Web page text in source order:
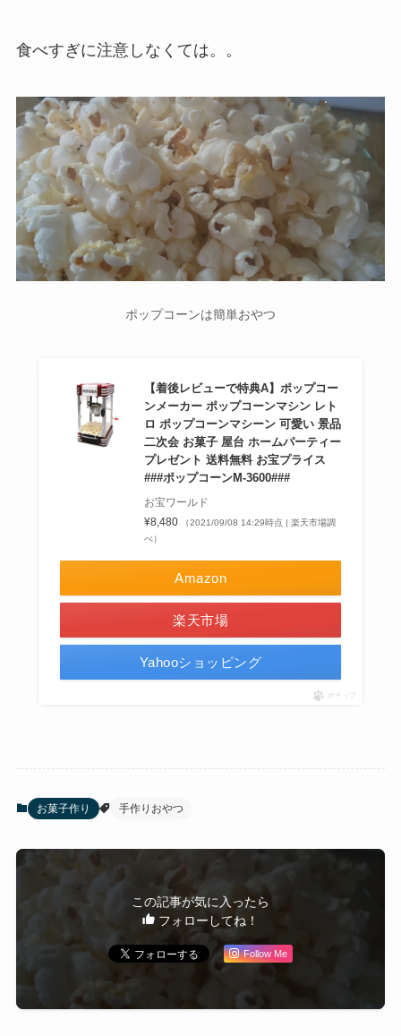
食べすぎに注意しなくては。。
ポップコーンは簡単おやつ
【着後レビューで特典A】ポップコー
ンメーカー ポップコーンマシン レト
ロ ポップコーンマシーン 可愛い 景品
二次会 お菓子 屋台 ホームパーティー
プレゼント 送料無料 お宝プライス
###ポップコーンM-3600###
お宝ワールド
¥8,480
（2021/09/08 14:29時点 | 楽天市場調
べ）
Amazon
楽天市場
Yahooショッピング
ポチップ
お菓子作り 手作りおやつ
この記事が気に入ったら
フォローしてね！
Follow Me